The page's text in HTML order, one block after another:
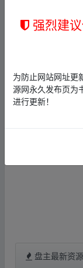
者文责自负。
3，本文内所有
所有！其实际
4，如您认为本
版权投诉进行
在侵权后，立
盘主最新资源
强烈建
为防止网站网址更
源网永久发布页为
进行更新！